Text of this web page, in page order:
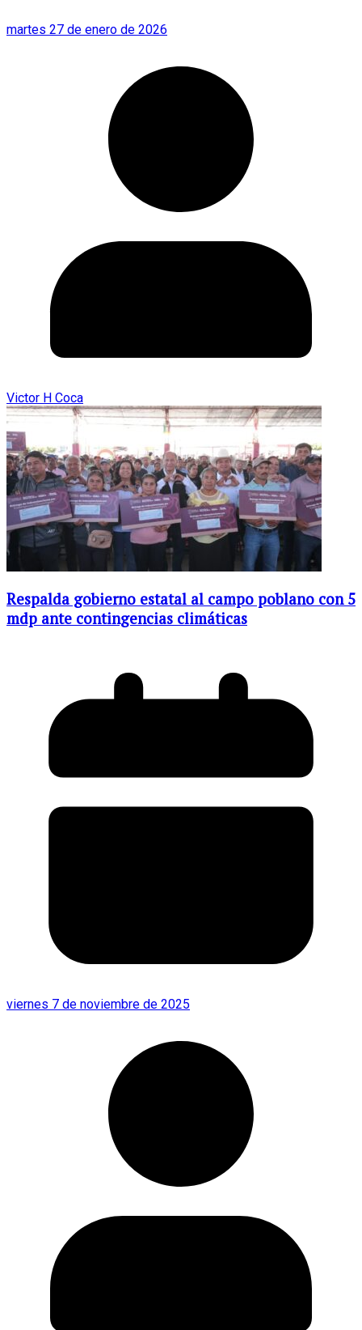
martes 27 de enero de 2026
Victor H Coca
Respalda gobierno estatal al campo poblano con 5
mdp ante contingencias climáticas
viernes 7 de noviembre de 2025